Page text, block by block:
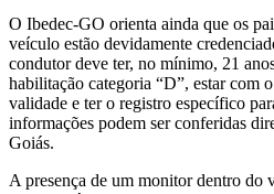
O Ibedec-GO orienta ainda que os
veículo estão devidamente
condutor deve ter, no mínimo, 21
habilitação categoria “D”, estar com
validade e ter o registro específico
informações podem ser conferidas
Goiás.
A presença de um monitor dentro do